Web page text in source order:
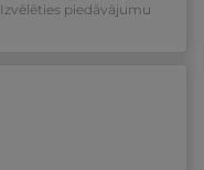
Izvēlēties piedāvājumu